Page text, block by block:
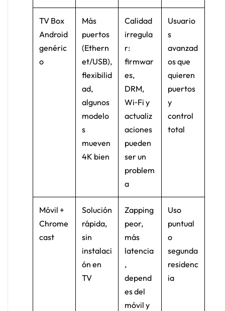
TV Box
Android
genéric
o
Más
puertos
(Ethern
et/USB),
flexibilid
ad,
algunos
modelo
s
mueven
4K bien
Calidad
irregula
r:
firmwar
es,
DRM,
Wi‑Fi y
actualiz
aciones
pueden
ser un
problem
a
Usuario
s
avanzad
os que
quieren
puertos
y
control
total
Móvil +
Chrome
cast
Solución
rápida,
sin
instalaci
ón en
TV
Zapping
peor,
más
latencia
,
depend
es del
móvil y
Uso
puntual
o
segunda
residenc
ia